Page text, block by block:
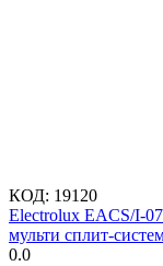
КОД: 19120
Electrolux EACS/I-
мульти сплит-
0.0